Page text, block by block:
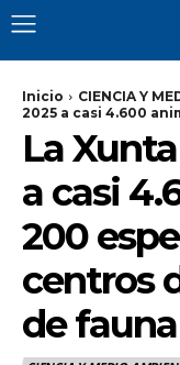
Inicio CIENCIA Y
2025 a casi 4.600
La
a casi
200
centros
de fauna